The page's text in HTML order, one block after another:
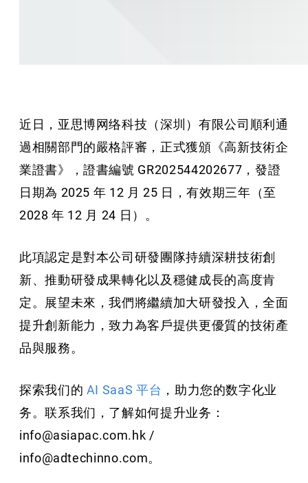
近日，亚思博网络科技（深圳）有限公司順利通
過相關部門的嚴格評審，正式獲頒《高新技術企
業證書》，證書編號 GR202544202677，發證
日期為 2025 年 12 月 25 日，有效期三年（至
2028 年 12 月 24 日）。
此項認定是對本公司研發團隊持續深耕技術創
新、推動研發成果轉化以及穩健成長的高度肯
定。展望未來，我們將繼續加大研發投入，全面
提升創新能力，致力為客戶提供更優質的技術產
品與服務。
探索我们的 AI SaaS 平台 ，助力您的数字化业
务。联系我们，了解如何提升业务：
info@asiapac.com.hk /
info@adtechinno.com。